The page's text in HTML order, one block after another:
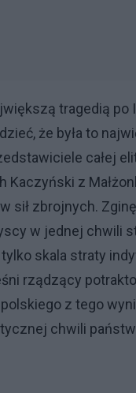
tragedią
że była to
całej
z
zbrojnych.
w jednej chwili
skala straty
rządzący
z tego
chwili